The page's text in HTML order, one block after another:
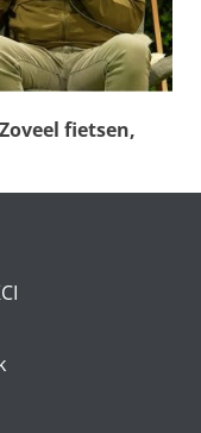
fietsen,